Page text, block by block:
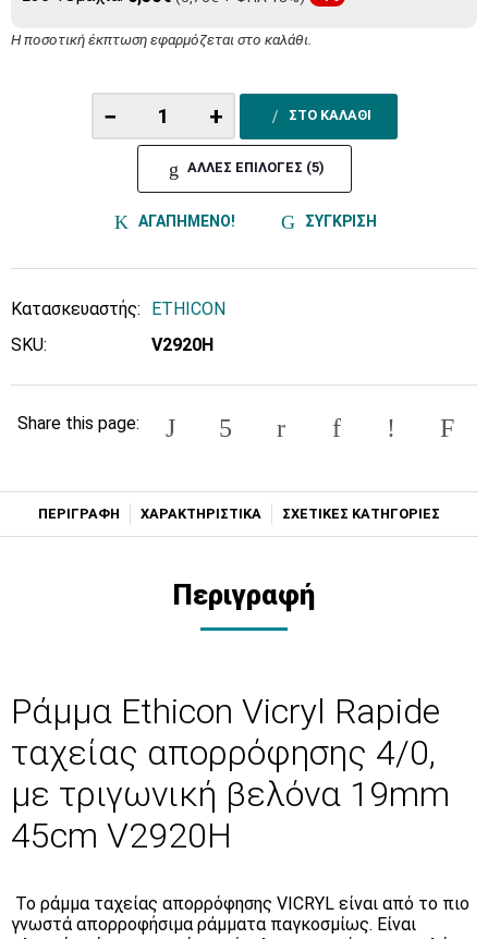
Η ποσοτική έκπτωση εφαρμόζεται στο καλάθι.
− + ΣΤΟ ΚΑΛΑΘΙ
ΑΛΛΕΣ ΕΠΙΛΟΓΕΣ (5)
ΑΓΑΠΗΜΕΝΟ! ΣΥΓΚΡΙΣΗ
Κατασκευαστής:
ETHICON
SKU:
V2920H
Share this page:
ΠΕΡΙΓΡΑΦΗ ΧΑΡΑΚΤΗΡΙΣΤΙΚΑ ΣΧΕΤΙΚΕΣ ΚΑΤΗΓΟΡΙΕΣ
Περιγραφή
Ράμμα Ethicon Vicryl Rapide
ταχείας απορρόφησης 4/0,
με τριγωνική βελόνα 19mm
45cm V2920H
To ράμμα ταχείας απορρόφησης VICRYL είναι από το πιο
γνωστά απορροφήσιμα ράμματα παγκοσμίως. Είναι